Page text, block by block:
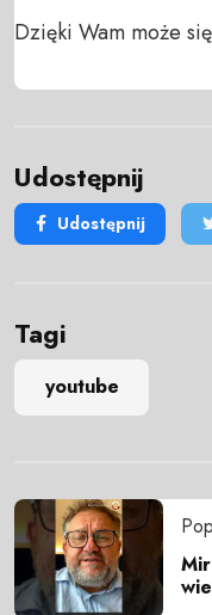
Dzięki Wam może
Udostępnij
Udostępnij
Tagi
youtube